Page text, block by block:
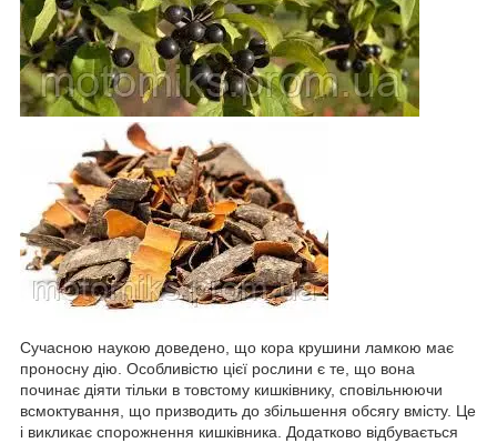
Сучасною наукою доведено, що кора крушини ламкою має
проносну дію. Особливістю цієї рослини є те, що вона
починає діяти тільки в товстому кишківнику, сповільнюючи
всмоктування, що призводить до збільшення обсягу вмісту. Це
і викликає спорожнення кишківника. Додатково відбувається